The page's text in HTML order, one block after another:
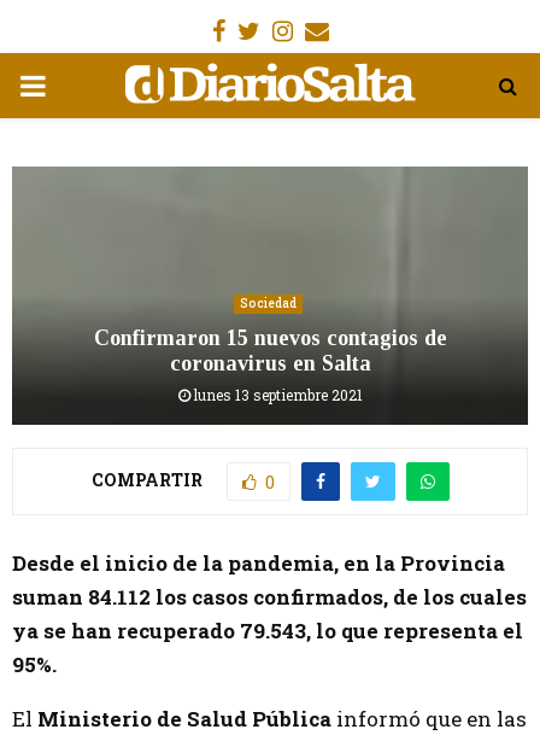
Facebook
Gorjeo
Instagram
Email
MENÚ
Sociedad
Confirmaron 15 nuevos contagios de
coronavirus en Salta
lunes 13 septiembre 2021
COMPARTIR 0
Desde el inicio de la pandemia, en la Provincia
suman 84.112 los casos confirmados, de los cuales
ya se han recuperado 79.543, lo que representa el
95%.
El Ministerio de Salud Pública informó que en las